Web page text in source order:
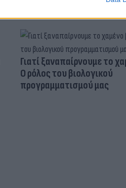
Γιατί ξαναπαίρνουμε το
Ο ρόλος του βιολογικού
προγραμματισμού μας